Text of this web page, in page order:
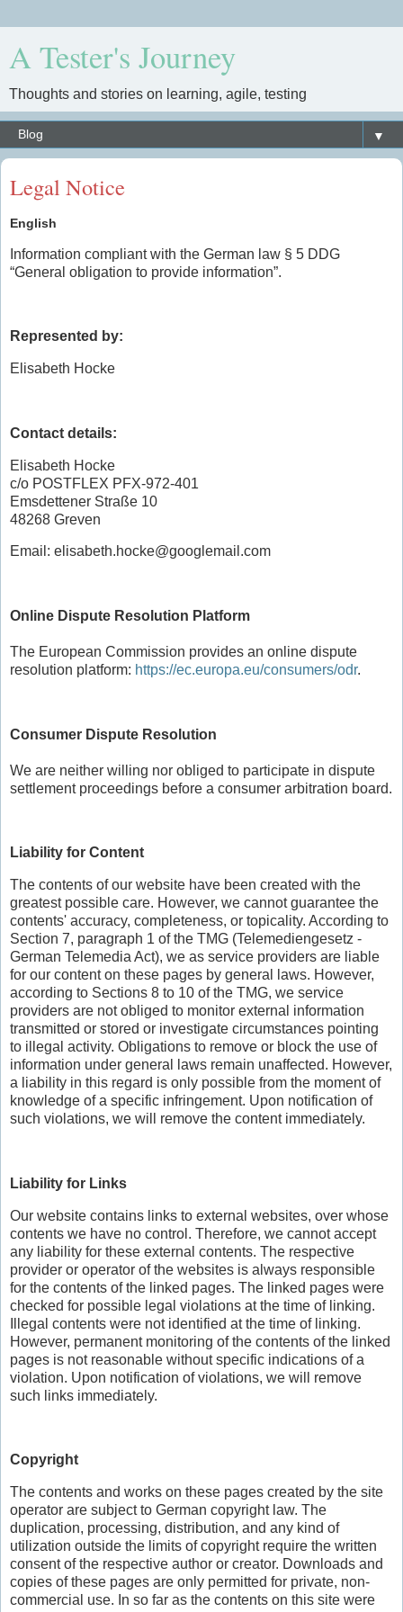
A Tester's Journey
Thoughts and stories on learning, agile, testing
▼
Legal Notice
English
Information compliant with the German law § 5 DDG
“General obligation to provide information”.
Represented by:
Elisabeth Hocke
Contact details:
Elisabeth Hocke
c/o POSTFLEX PFX-972-401
Emsdettener Straße 10
48268 Greven
Email: elisabeth.hocke@googlemail.com
Online Dispute Resolution Platform
The European Commission provides an online dispute
resolution platform: https://ec.europa.eu/consumers/odr.
Consumer Dispute Resolution
We are neither willing nor obliged to participate in dispute
settlement proceedings before a consumer arbitration board.
Liability for Content
The contents of our website have been created with the
greatest possible care. However, we cannot guarantee the
contents' accuracy, completeness, or topicality. According to
Section 7, paragraph 1 of the TMG (Telemediengesetz -
German Telemedia Act), we as service providers are liable
for our content on these pages by general laws. However,
according to Sections 8 to 10 of the TMG, we service
providers are not obliged to monitor external information
transmitted or stored or investigate circumstances pointing
to illegal activity. Obligations to remove or block the use of
information under general laws remain unaffected. However,
a liability in this regard is only possible from the moment of
knowledge of a specific infringement. Upon notification of
such violations, we will remove the content immediately.
Liability for Links
Our website contains links to external websites, over whose
contents we have no control. Therefore, we cannot accept
any liability for these external contents. The respective
provider or operator of the websites is always responsible
for the contents of the linked pages. The linked pages were
checked for possible legal violations at the time of linking.
Illegal contents were not identified at the time of linking.
However, permanent monitoring of the contents of the linked
pages is not reasonable without specific indications of a
violation. Upon notification of violations, we will remove
such links immediately.
Copyright
The contents and works on these pages created by the site
operator are subject to German copyright law. The
duplication, processing, distribution, and any kind of
utilization outside the limits of copyright require the written
consent of the respective author or creator. Downloads and
copies of these pages are only permitted for private, non-
commercial use. In so far as the contents on this site were